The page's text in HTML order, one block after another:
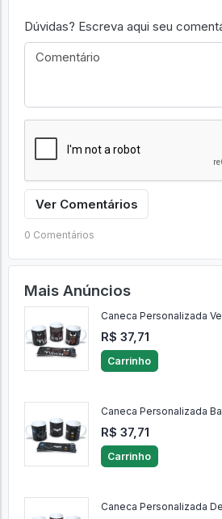
Dúvidas? Escreva aqui seu
Ver Comentários
0 Comentários
Mais Anúncios
Caneca Personalizada
R$ 37,71
Carrinho
Caneca Personalizada
R$ 37,71
Carrinho
Caneca Personalizada